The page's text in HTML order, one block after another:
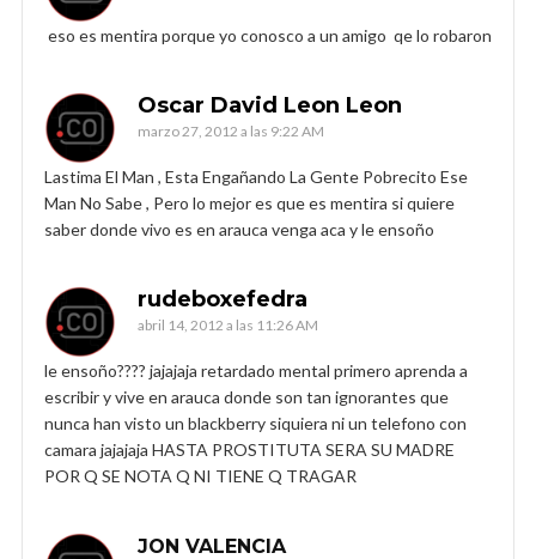
eso es mentira porque yo conosco a un amigo qe lo robaron
Oscar David Leon Leon
marzo 27, 2012 a las 9:22 AM
Lastima El Man , Esta Engañando La Gente Pobrecito Ese
Man No Sabe , Pero lo mejor es que es mentira si quiere
saber donde vivo es en arauca venga aca y le ensoño
rudeboxefedra
abril 14, 2012 a las 11:26 AM
le ensoño???? jajajaja retardado mental primero aprenda a
escribir y vive en arauca donde son tan ignorantes que
nunca han visto un blackberry siquiera ni un telefono con
camara jajajaja HASTA PROSTITUTA SERA SU MADRE
POR Q SE NOTA Q NI TIENE Q TRAGAR
JON VALENCIA